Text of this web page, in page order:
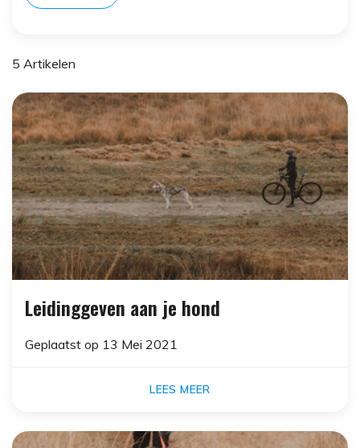
5 Artikelen
Leidinggeven aan je hond
Geplaatst op 13 Mei 2021
LEES MEER